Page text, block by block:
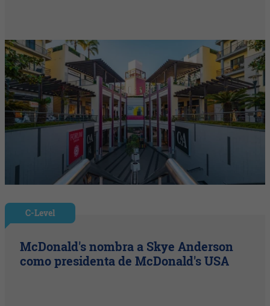
C-Level
McDonald's nombra a Skye Anderson
como presidenta de McDonald's USA